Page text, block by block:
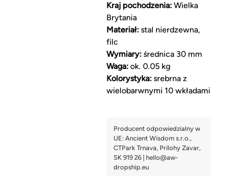
Kraj pochodzenia:Wielka
Brytania
Materiał:stal nierdzewna,
filc
Wymiary:średnica 30 mm
Waga:ok. 0.05 kg
Kolorystyka:srebrna z
wielobarwnymi 10 wkładami